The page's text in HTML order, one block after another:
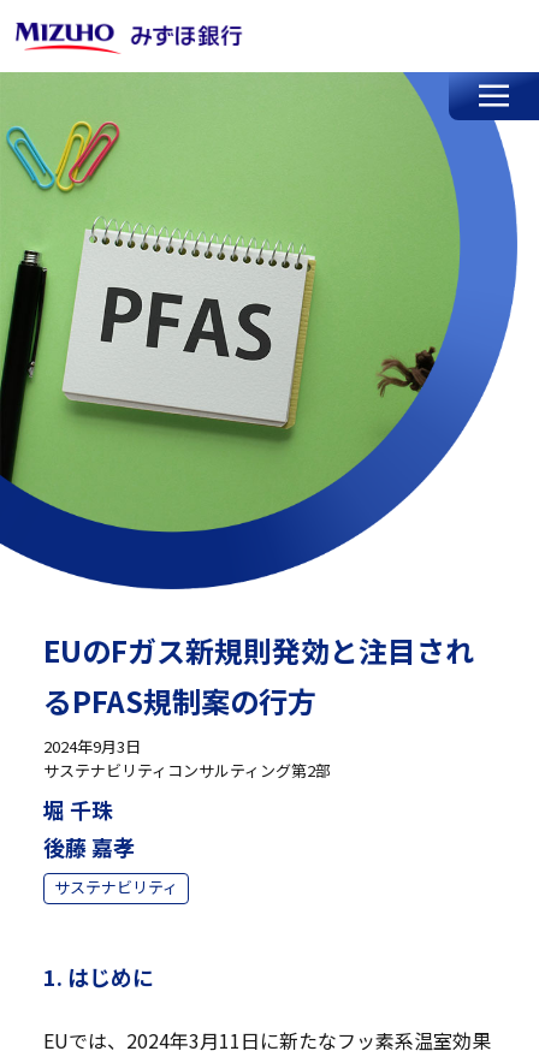
EUのFガス新規則発効と注目され
るPFAS規制案の行方
2024年9月3日
サステナビリティコンサルティング第2部
堀 千珠
後藤 嘉孝
サステナビリティ
1. はじめに
EUでは、2024年3月11日に新たなフッ素系温室効果